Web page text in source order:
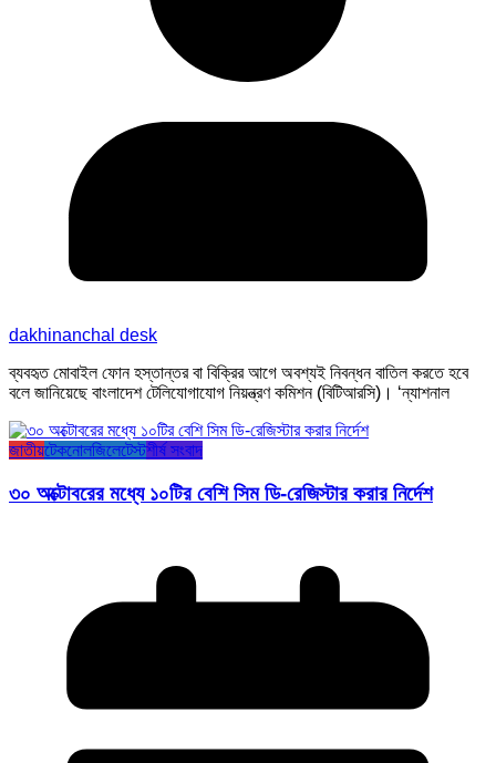
dakhinanchal desk
ব্যবহৃত মোবাইল ফোন হস্তান্তর বা বিক্রির আগে অবশ্যই নিবন্ধন বাতিল করতে হবে
বলে জানিয়েছে বাংলাদেশ টেলিযোগাযোগ নিয়ন্ত্রণ কমিশন (বিটিআরসি)। ‘ন্যাশনাল
জাতীয়টেকনোলজিলেটেস্টশীর্ষ সংবাদ
৩০ অক্টোবরের মধ্যে ১০টির বেশি সিম ডি-রেজিস্টার করার নির্দেশ